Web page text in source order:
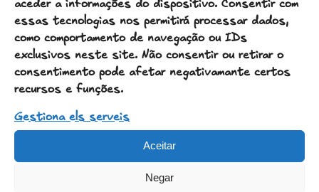
aceder a informações do dispositivo. Consentir com
essas tecnologias nos permitirá processar dados,
como comportamento de navegação ou IDs
exclusivos neste site. Não consentir ou retirar o
consentimento pode afetar negativamante certos
recursos e funções.
Gestiona els serveis
Aceitar
Negar
donde los pueblos
sobreviven sin zonas
comerciales ni nuevas
urbanizaciones. Glorieta, el
pueblo donde se encuentra
Cal Talaia, es un buen
ejemplo.